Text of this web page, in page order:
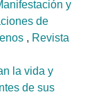
y
de
, Revista
la vida y
de sus